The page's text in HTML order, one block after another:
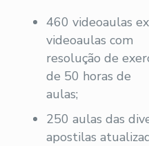
460 videoaulas
videoaulas com
resolução de
de 50 horas de
aulas;
250 aulas das
apostilas